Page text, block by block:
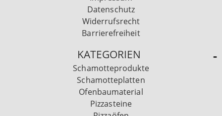
Datenschutz
Widerrufsrecht
Barrierefreiheit
KATEGORIEN
Schamotteprodukte
Schamotteplatten
Ofenbaumaterial
Pizzasteine